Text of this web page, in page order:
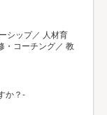
シップ／ 人材育
・コーチング／ 教
か？-